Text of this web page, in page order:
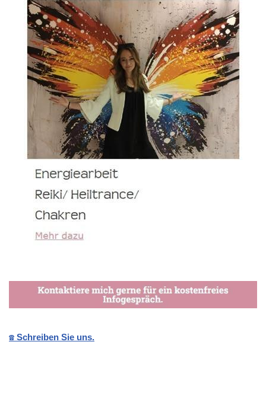
☎️ Schreiben Sie uns.